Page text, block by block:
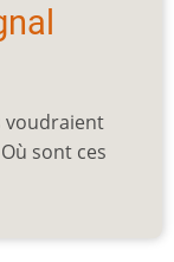
voudraient
sont ces